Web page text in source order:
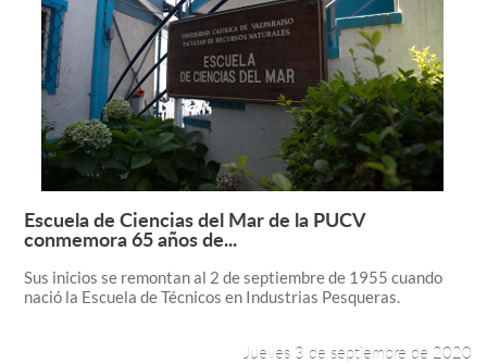
Leer más +
Escuela de Ciencias del Mar de la PUCV
conmemora 65 años de...
Sus inicios se remontan al 2 de septiembre de 1955 cuando
nació la Escuela de Técnicos en Industrias Pesqueras.
Jueves 3 de septiembre de 2020